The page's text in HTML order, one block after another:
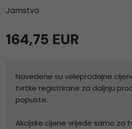
Jamstvo
164,75 EUR
Navedene su veleprodajne
tvrtke registrirane za daljnju
popuste.
Akcijske cijene vrijede samo za